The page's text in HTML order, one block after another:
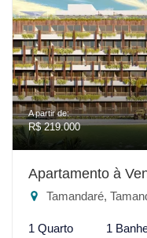
A partir de:
R$ 219.000
Apartamento à
Tamandaré,
1 Quarto 1